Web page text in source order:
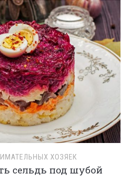
ХОЗЯЕК
сельдь под шубой